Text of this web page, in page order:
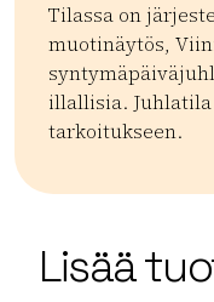
Tilassa on
muotinäytös,
illallisia.
tarkoitukseen.
Lisää